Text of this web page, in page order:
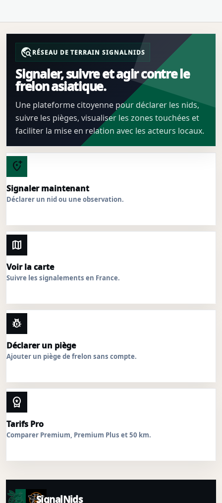
travel_exploreRÉSEAU DE TERRAIN SIGNALNIDS
Signaler, suivre et agir contre le
frelon asiatique.
Une plateforme citoyenne pour déclarer les nids,
suivre les pièges, visualiser les zones touchées et
faciliter la mise en relation avec les acteurs locaux.
add_location_alt
Signaler maintenant
Déclarer un nid ou une observation.
map
Voir la carte
Suivre les signalements en France.
pest_control
Déclarer un piège
Ajouter un piège de frelon sans compte.
workspace_premium
Tarifs Pro
Comparer Premium, Premium Plus et 50 km.
SignalNids